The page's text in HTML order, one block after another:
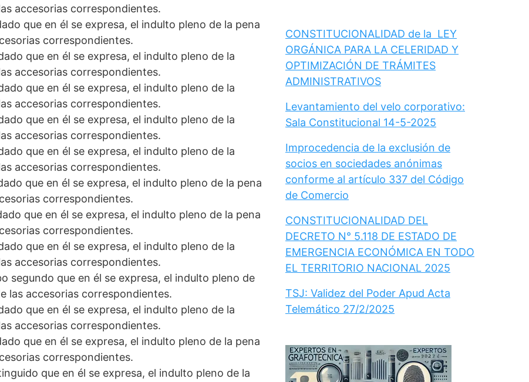
accesorias correspondientes.
que en él se expresa, el indulto pleno de la pena
correspondientes.
que en él se expresa, el indulto pleno de la
accesorias correspondientes.
que en él se expresa, el indulto pleno de la
accesorias correspondientes.
que en él se expresa, el indulto pleno de la
accesorias correspondientes.
que en él se expresa, el indulto pleno de la
accesorias correspondientes.
que en él se expresa, el indulto pleno de la pena
correspondientes.
que en él se expresa, el indulto pleno de la pena
correspondientes.
que en él se expresa, el indulto pleno de la
accesorias correspondientes.
segundo que en él se expresa, el indulto pleno de
las accesorias correspondientes.
que en él se expresa, el indulto pleno de la
accesorias correspondientes.
que en él se expresa, el indulto pleno de la pena
correspondientes.
que en él se expresa, el indulto pleno de la
CONSTITUCIONALIDAD de la LEY
ORGÁNICA PARA LA CELERIDAD Y
OPTIMIZACIÓN DE TRÁMITES
ADMINISTRATIVOS
Levantamiento del velo corporativo:
Sala Constitucional 14-5-2025
Improcedencia de la exclusión de
socios en sociedades anónimas
conforme al artículo 337 del Código
de Comercio
CONSTITUCIONALIDAD DEL
DECRETO N° 5.118 DE ESTADO DE
EMERGENCIA ECONÓMICA EN TODO
EL TERRITORIO NACIONAL 2025
TSJ: Validez del Poder Apud Acta
Telemático 27/2/2025